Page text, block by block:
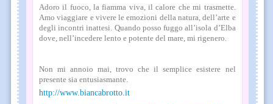
Adoro il fuoco, la fiamma viva, il calore che mi trasmette.
Amo viaggiare e vivere le emozioni della natura, dell’arte e
degli incontri inattesi. Quando posso fuggo all’isola d’Elba
dove, nell’incedere lento e potente del mare, mi rigenero.
Non mi annoio mai, trovo che il semplice esistere nel
presente sia entusiasmante.
http://www.biancabrotto.it